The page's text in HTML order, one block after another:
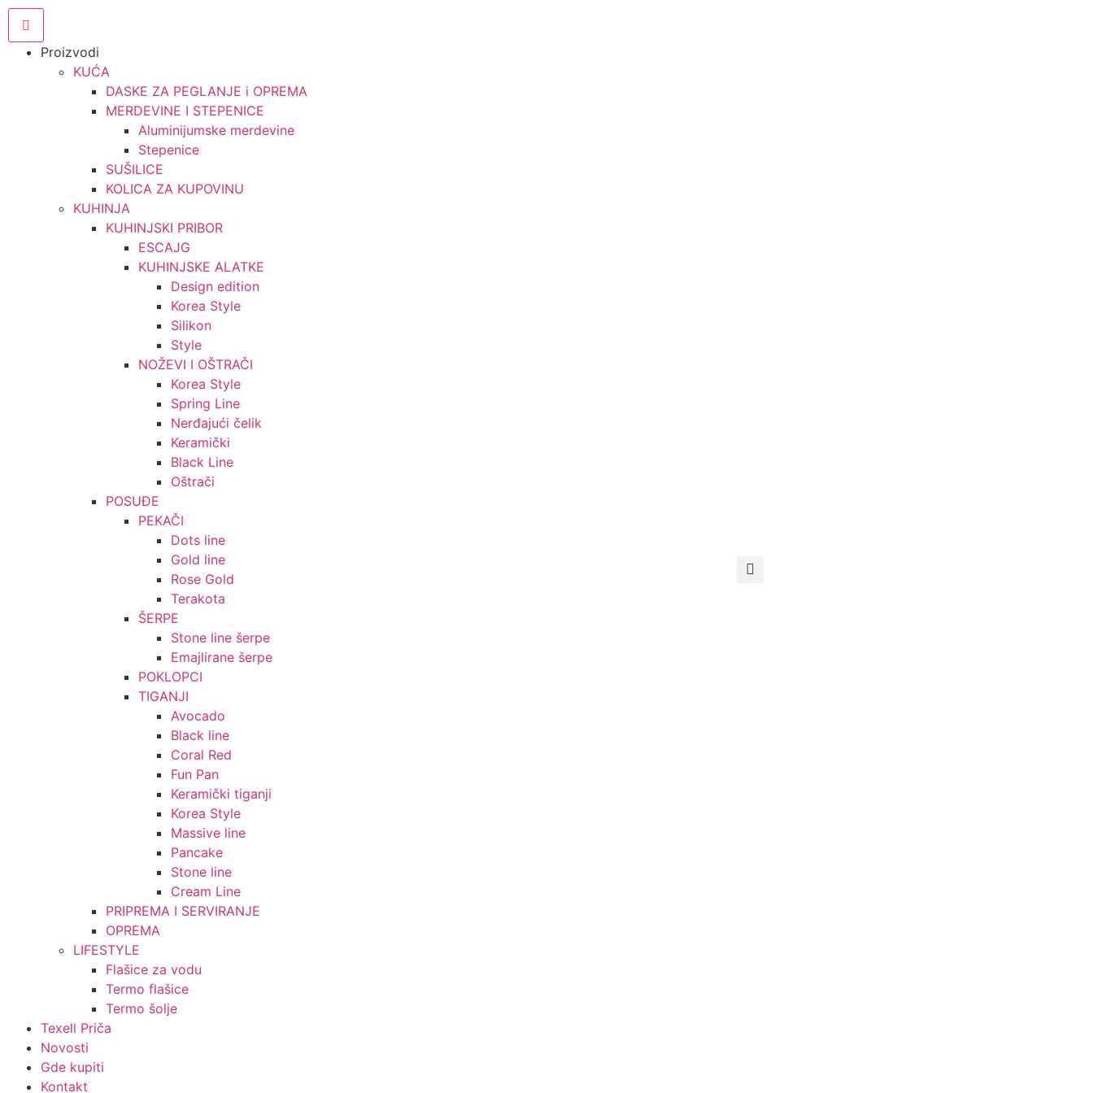
Proizvodi
KUĆA
DASKE ZA PEGLANJE i OPREMA
MERDEVINE I STEPENICE
Aluminijumske merdevine
Stepenice
SUŠILICE
KOLICA ZA KUPOVINU
KUHINJA
KUHINJSKI PRIBOR
ESCAJG
KUHINJSKE ALATKE
Design edition
Korea Style
Silikon
Style
NOŽEVI I OŠTRAČI
Korea Style
Spring Line
Nerđajući čelik
Keramički
Black Line
Oštrači
POSUĐE
PEKAČI
Dots line
Gold line
Rose Gold
Terakota
ŠERPE
Stone line šerpe
Emajlirane šerpe
POKLOPCI
TIGANJI
Avocado
Black line
Coral Red
Fun Pan
Keramički tiganji
Korea Style
Massive line
Pancake
Stone line
Cream Line
PRIPREMA I SERVIRANJE
OPREMA
LIFESTYLE
Flašice za vodu
Termo flašice
Termo šolje
Texell Priča
Novosti
Gde kupiti
Kontakt